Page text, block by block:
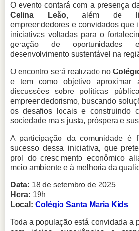
O evento contará com a presença
Celina Leão, além de
empreendedores e convidados que
iniciativas voltadas para o
geração de oportunidades
desenvolvimento sustentável na
O encontro será realizado no
e tem como objetivo aproximar
discussões sobre políticas
empreendedorismo, buscando
os desafios locais e construindo
sociedade mais justa, próspera e
A participação da comunidade é
sucesso dessa iniciativa, que
prol do crescimento econômico
meio ambiente e à melhoria da
Data: 18 de setembro de 2025
Hora: 19h
Local: Colégio Santa Maria Kids
Toda a população está convidada a